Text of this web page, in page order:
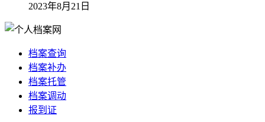
2023年8月21日
档案查询
档案补办
档案托管
档案调动
报到证